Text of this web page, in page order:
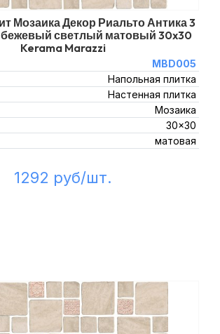
Мозаика Декор Риальто Антика 3
светлый матовый 30x30
Kerama Marazzi
MBD005
Напольная плитка
Настенная плитка
Мозаика
30x30
матовая
1292 руб/шт.